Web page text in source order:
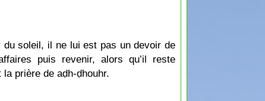
soleil, il ne lui est pas un devoir de
puis revenir, alors qu’il reste
prière de aḍh-ḍhouhr.